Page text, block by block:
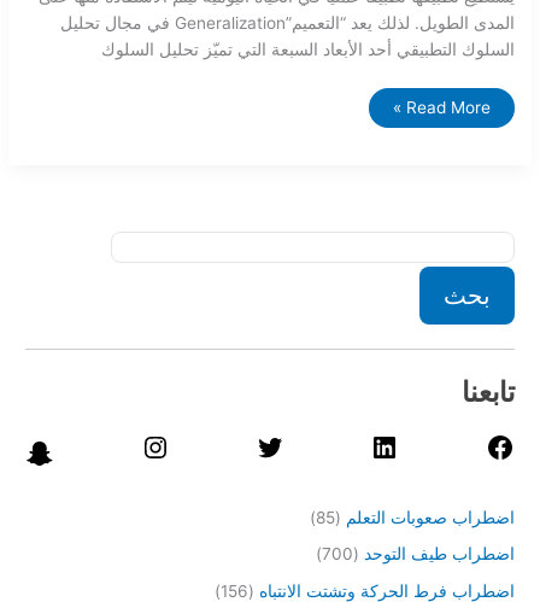
المدى الطويل. لذلك يعد “التعميم”Generalization في مجال تحليل
السلوك التطبيقي أحد الأبعاد السبعة التي تميّز تحليل السلوك
Read More »
بحث
تابعنا
اضطراب صعوبات التعلم (85)
اضطراب طيف التوحد (700)
اضطراب فرط الحركة وتشتت الانتباه (156)